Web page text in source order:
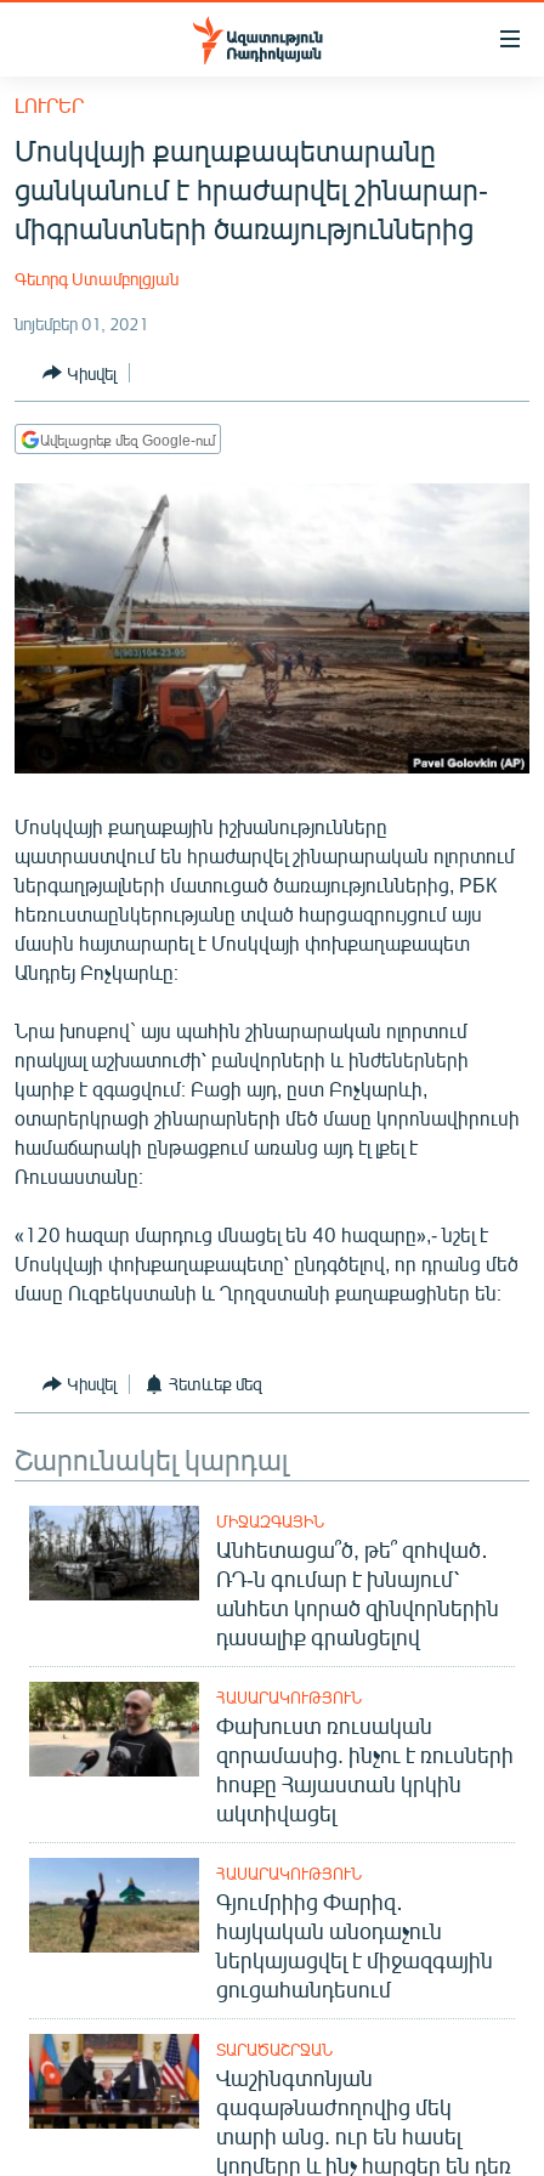
Մատչելիության
հիմնական
բովանդակությանը
Անցնել
հիմնական
մենյուին
ՀԱՅԱՍՏԱՆ
ՔԱՂԱՔԱԿԱՆ
ՏՆՏԵՍՈՒԹՅՈՒՆ
ՂԱՐԱԲԱՂ
ՏԱՐԱԾԱՇՐՋԱՆ
ՄԻՋԱԶԳԱՅԻՆ
ՄՇԱԿՈՒՅԹ
ՍՊՈՐՏ
ՄԵԿՆԱԲԱՆՈՒԹՅՈՒՆ
ՏՏ ԵՒ ԻՆՏԵՐՆԵՏ
ԱՐԽԻՎ
ՏԵՍԱՆՅՈՒԹԵՐ
ԲԱՆԱՎԵՃ
ՁԳՏԵԼՈՎ ԼԱՎԱԳՈՒՅՆԻՆ
Հայերեն
English
Русский
«Ազատության» բոլոր կայքերը
ԼՈՒՐԵՐ
Մոսկվայի քաղաքապետարանը
ցանկանում է հրաժարվել շինարար-
միգրանտների ծառայություններից
Գեւորգ Ստամբոլցյան
նոյեմբեր 01, 2021
Կիսվել
Ավելացրեք մեզ Google-ում
Մոսկվայի քաղաքային իշխանությունները
պատրաստվում են հրաժարվել շինարարական ոլորտում
ներգաղթյալների մատուցած ծառայություններից, РБК
հեռուստաընկերությանը տված հարցազրույցում այս
մասին հայտարարել է Մոսկվայի փոխքաղաքապետ
Անդրեյ Բոչկարևը։
Նրա խոսքով` այս պահին շինարարական ոլորտում
որակյալ աշխատուժի՝ բանվորների և ինժեներների
կարիք է զգացվում։ Բացի այդ, ըստ Բոչկարևի,
օտարերկրացի շինարարների մեծ մասը կորոնավիրուսի
համաճարակի ընթացքում առանց այդ էլ լքել է
Ռուսաստանը։
«120 հազար մարդուց մնացել են 40 հազարը»,- նշել է
Մոսկվայի փոխքաղաքապետը՝ ընդգծելով, որ դրանց մեծ
մասը Ուզբեկստանի և Ղրղզստանի քաղաքացիներ են։
Կիսվել Հետևեք մեզ
Շարունակել կարդալ
ՄԻՋԱԶԳԱՅԻՆ
Անհետացա՞ծ, թե՞ զոհված․
ՌԴ-ն գումար է խնայում՝
անհետ կորած զինվորներին
դասալիք գրանցելով
ՀԱՍԱՐԱԿՈՒԹՅՈՒՆ
Փախուստ ռուսական
զորամասից. ինչու է ռուսների
հոսքը Հայաստան կրկին
ակտիվացել
ՀԱՍԱՐԱԿՈՒԹՅՈՒՆ
Գյումրիից Փարիզ․
հայկական անօդաչուն
ներկայացվել է միջազգային
ցուցահանդեսում
ՏԱՐԱԾԱՇՐՋԱՆ
Վաշինգտոնյան
գագաթնաժողովից մեկ
տարի անց. ուր են հասել
կողմերը և ինչ հարցեր են դեռ